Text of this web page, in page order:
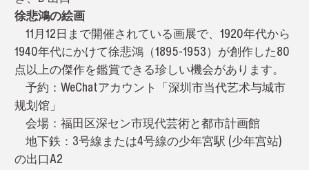
徐悲鴻の絵画
11月12日まで開催されている画展で、1920年代から
1940年代にかけて徐悲鴻（1895-1953）が創作した80
点以上の傑作を鑑賞できる珍しい機会があります。
予約：WeChatアカウント「深圳市当代艺术与城市
规划馆」
会場：福田区深セン市現代芸術と都市計画館
地下鉄：3号線または4号線の少年宮駅 (少年宫站)
の出口A2